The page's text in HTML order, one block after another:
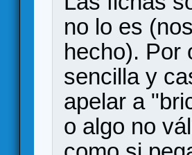
no lo es
hecho). Por
sencilla y
apelar a
o algo no